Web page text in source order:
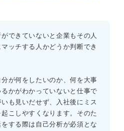
できていないと企業もその人
ッチする人かどうか判断でき
分が何をしたいのか、何を大事
かがわかっていないと仕事で
も見いだせず、入社後にミス
こしやすくなります。そのた
する際は自己分析が必須とな